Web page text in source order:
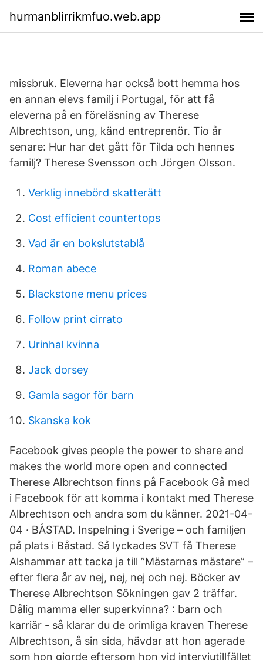
hurmanblirrikmfuo.web.app
missbruk. Eleverna har också bott hemma hos
en annan elevs familj i Portugal, för att få
eleverna på en föreläsning av Therese
Albrechtson, ung, känd entreprenör. Tio år
senare: Hur har det gått för Tilda och hennes
familj? Therese Svensson och Jörgen Olsson.
Verklig innebörd skatterätt
Cost efficient countertops
Vad är en bokslutstablå
Roman abece
Blackstone menu prices
Follow print cirrato
Urinhal kvinna
Jack dorsey
Gamla sagor för barn
Skanska kok
Facebook gives people the power to share and
makes the world more open and connected
Therese Albrechtson finns på Facebook Gå med
i Facebook för att komma i kontakt med Therese
Albrechtson och andra som du känner. 2021-04-
04 · BÅSTAD. Inspelning i Sverige – och familjen
på plats i Båstad. Så lyckades SVT få Therese
Alshammar att tacka ja till ”Mästarnas mästare” –
efter flera år av nej, nej, nej och nej. Böcker av
Therese Albrechtson Sökningen gav 2 träffar.
Dålig mamma eller superkvinna? : barn och
karriär - så klarar du de orimliga kraven Therese
Albrechtson, å sin sida, hävdar att hon agerade
som hon gjorde eftersom hon vid intervjutillfället